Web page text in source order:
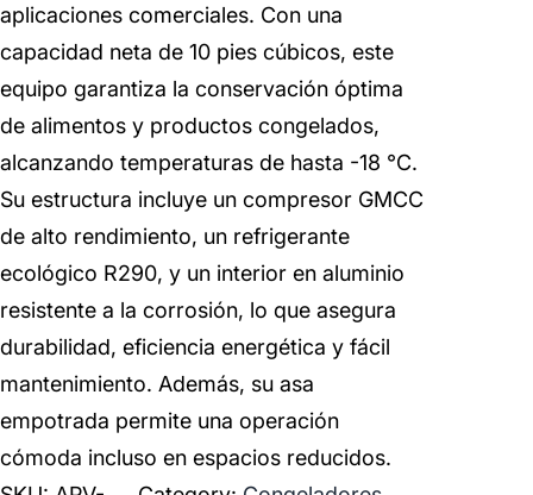
aplicaciones comerciales. Con una
capacidad neta de 10 pies cúbicos, este
equipo garantiza la conservación óptima
de alimentos y productos congelados,
alcanzando temperaturas de hasta -18 °C.
Su estructura incluye un compresor GMCC
de alto rendimiento, un refrigerante
ecológico R290, y un interior en aluminio
resistente a la corrosión, lo que asegura
durabilidad, eficiencia energética y fácil
mantenimiento. Además, su asa
empotrada permite una operación
cómoda incluso en espacios reducidos.